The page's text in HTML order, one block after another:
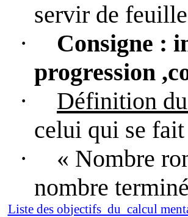
servir de
·
Consigne :
progression
·
Définition
celui qui se
·
« Nombre
nombre
Liste des objectifs du calcul